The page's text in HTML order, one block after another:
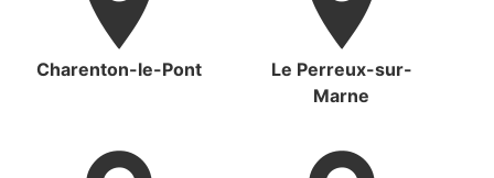
Charenton-le-Pont
Le Perreux-sur-
Marne